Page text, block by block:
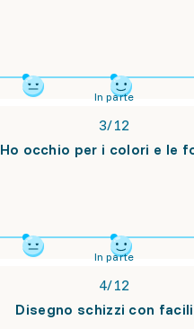
In parte
3/12
Ho occhio per i colori e le
In parte
4/12
Disegno schizzi con